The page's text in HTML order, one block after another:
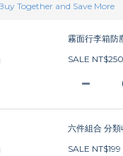
Together and Save More
霧面行李箱防
SALE NT$250
六件組合 分
SALE NT$199